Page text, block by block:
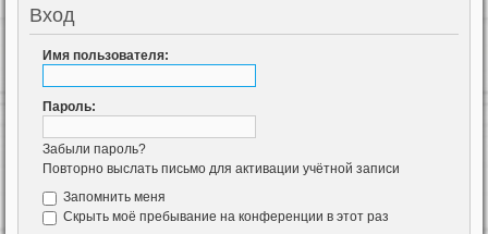
Вход
Имя пользователя:
Пароль:
Забыли пароль?
Повторно выслать письмо для активации учётной записи
Запомнить меня
Скрыть моё пребывание на конференции в этот раз